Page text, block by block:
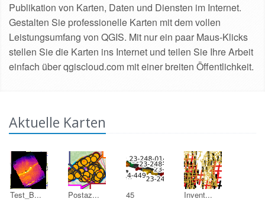
Publikation von Karten, Daten und Diensten im Internet.
Gestalten Sie professionelle Karten mit dem vollen
Leistungsumfang von QGIS. Mit nur ein paar Maus-Klicks
stellen Sie die Karten ins Internet und teilen Sie Ihre Arbeit
einfach über qgiscloud.com mit einer breiten Öffentlichkeit.
Aktuelle Karten
Test_B... Postaz... 45 Invent...